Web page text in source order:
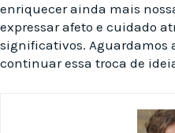
enriquecer ainda mais
expressar afeto e cuidado
significativos. Aguardamos
continuar essa troca de